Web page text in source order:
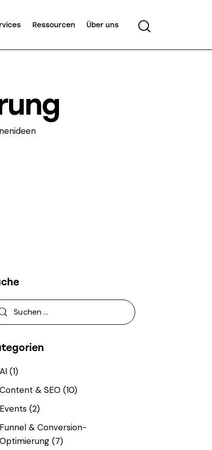
Ressourcen Über uns
nach:
AI(1)
Content & SEO (10)
Events(2)
Funnel & Conversion-
Optimierung(7)